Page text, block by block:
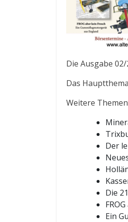
Die Ausgabe
Das
Weitere
Der
Die
Ein